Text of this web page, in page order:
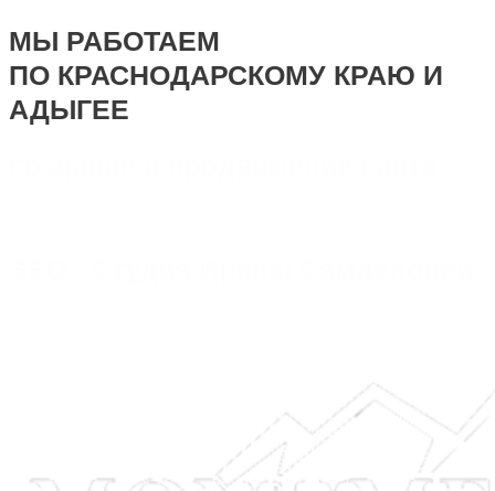
МЫ РАБОТАЕМ
ПО КРАСНОДАРСКОМУ КРАЮ И
АДЫГЕЕ